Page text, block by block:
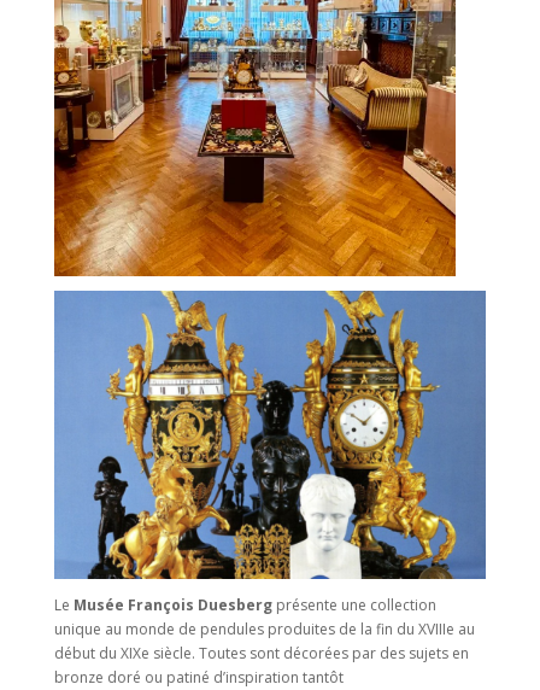
Le Musée François Duesberg présente une collection
unique au monde de pendules produites de la fin du XVIIIe au
début du XIXe siècle. Toutes sont décorées par des sujets en
bronze doré ou patiné d’inspiration tantôt